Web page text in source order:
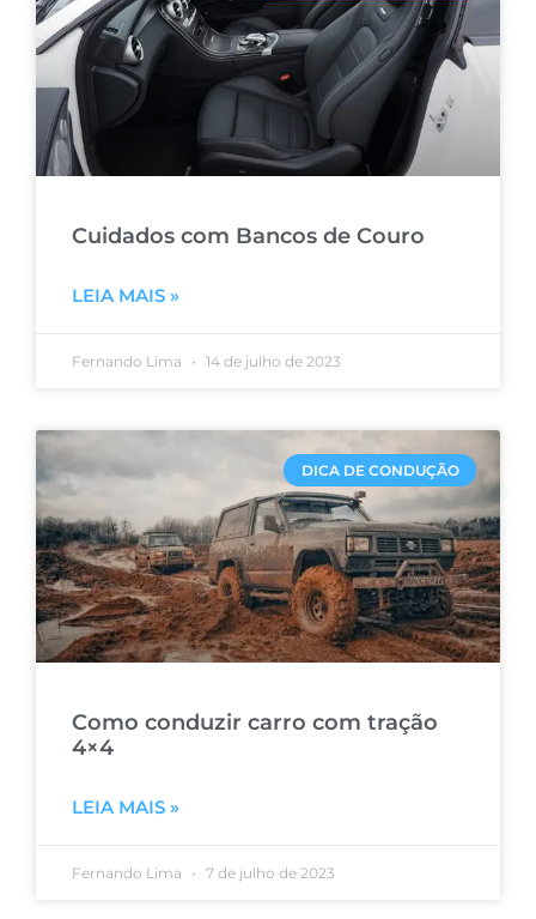
Cuidados com Bancos de Couro
LEIA MAIS »
Fernando Lima 14 de julho de 2023
DICA DE CONDUÇÃO
Como conduzir carro com tração
4×4
LEIA MAIS »
Fernando Lima 7 de julho de 2023